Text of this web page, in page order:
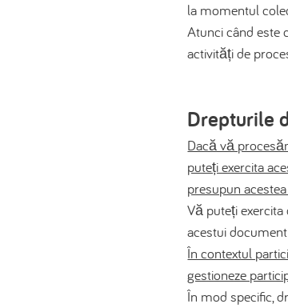
la momentul
Atunci când este
activități de
Drepturile
Dacă vă
puteți exercita
presupun
Vă puteți
acestui
În contextul
gestioneze
În mod specific,